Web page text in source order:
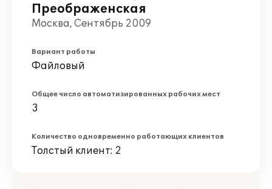
Преображенская
Москва, Сентябрь 2009
Вариант работы
Файловый
Общее число автоматизированных рабочих мест
3
Количество одновременно работающих клиентов
Толстый клиент: 2